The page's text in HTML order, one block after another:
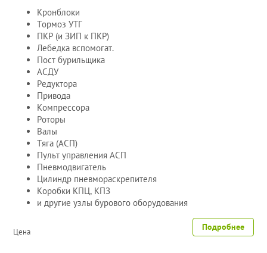
Кронблоки
Тормоз УТГ
ПКР (и ЗИП к ПКР)
Лебедка вспомогат.
Пост бурильщика
АСДУ
Редуктора
Привода
Компрессора
Роторы
Валы
Тяга (АСП)
Пульт управления АСП
Пневмодвигатель
Цилиндр пневмораскрепителя
Коробки КПЦ, КПЗ
и другие узлы бурового оборудования
Цена Подробнее